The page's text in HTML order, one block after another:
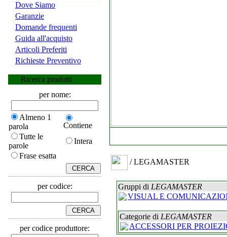
Dove Siamo
Garanzie
Domande frequenti
Guida all'acquisto
Articoli Preferiti
Richieste Preventivo
Ricerca prodotti
per nome:
Almeno 1
parola
Contiene
Tutte le
parole
Intera
Frase esatta
per codice:
per codice produttore:
/ LEGAMASTER
Gruppi di LEGAMASTER
VISUAL E
Categorie di LEGAMASTER
ACCESSORI PER